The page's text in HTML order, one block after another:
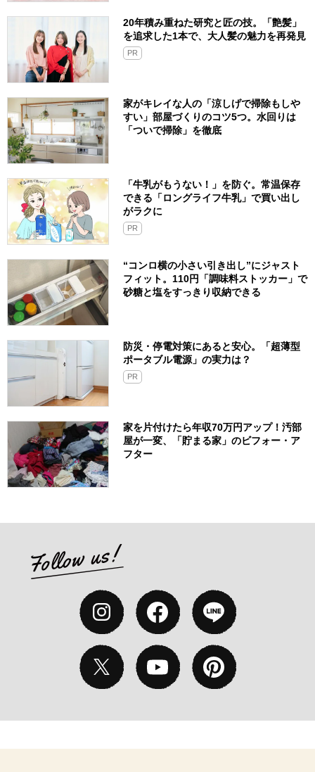
20年積み重ねた研究と匠の技。「艶髪」
を追求した1本で、大人髪の魅力を再発見
PR
家がキレイな人の「涼しげで掃除もしや
すい」部屋づくりのコツ5つ。水回りは
「ついで掃除」を徹底
「牛乳がもうない！」を防ぐ。常温保存
できる「ロングライフ牛乳」で買い出し
がラクに
PR
“コンロ横の小さい引き出し”にジャスト
フィット。110円「調味料ストッカー」で
砂糖と塩をすっきり収納できる
防災・停電対策にあると安心。「超薄型
ポータブル電源」の実力は？​
PR
家を片付けたら年収70万円アップ！汚部
屋が一変、「貯まる家」のビフォー・ア
フター